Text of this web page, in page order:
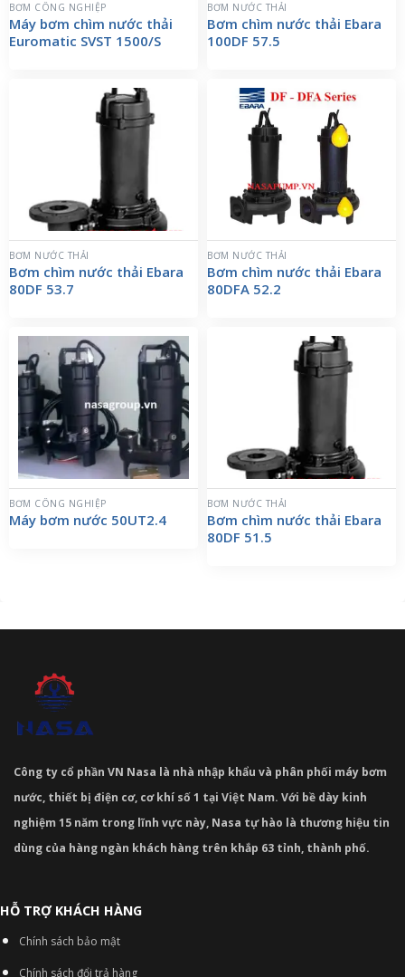
BƠM CÔNG NGHIỆP
Máy bơm chìm nước thải
Euromatic SVST 1500/S
BƠM NƯỚC THẢI
Bơm chìm nước thải Ebara
100DF 57.5
BƠM NƯỚC THẢI
Bơm chìm nước thải Ebara
80DF 53.7
BƠM NƯỚC THẢI
Bơm chìm nước thải Ebara
80DFA 52.2
BƠM CÔNG NGHIỆP
Máy bơm nước 50UT2.4
BƠM NƯỚC THẢI
Bơm chìm nước thải Ebara
80DF 51.5
Công ty cổ phần VN Nasa là nhà nhập khẩu và phân phối máy bơm
nước, thiết bị điện cơ, cơ khí số 1 tại Việt Nam. Với bề dày kinh
nghiệm 15 năm trong lĩnh vực này, Nasa tự hào là thương hiệu tin
dùng của hàng ngàn khách hàng trên khắp 63 tỉnh, thành phố.
HỖ TRỢ KHÁCH HÀNG
Chính sách bảo mật
Chính sách đổi trả hàng